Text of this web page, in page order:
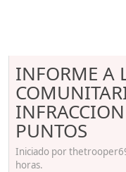
INFORME A
PUNTOS
Iniciado por
horas.